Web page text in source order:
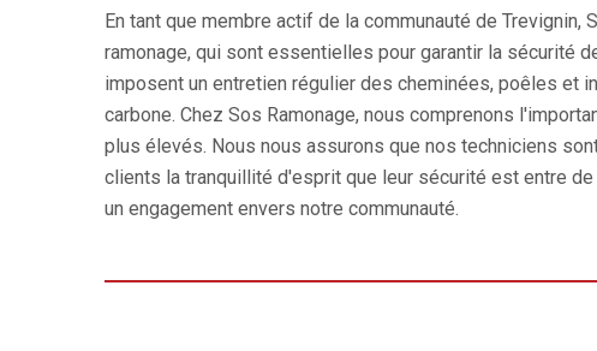
En tant que membre actif de la communauté de
ramonage, qui sont essentielles pour garantir la sécurité
imposent un entretien régulier des cheminées, poêles et
carbone. Chez Sos Ramonage, nous comprenons
plus élevés. Nous nous assurons que nos techniciens
clients la tranquillité d'esprit que leur sécurité est entre
un engagement envers notre communauté.